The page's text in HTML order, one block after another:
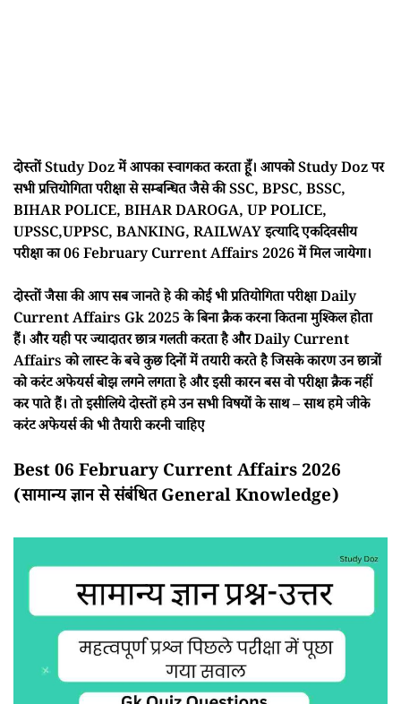
दोस्तों Study Doz में आपका स्वागकत करता हूँ। आपको Study Doz पर
सभी प्रत्तियोगिता परीक्षा से सम्बन्धित जैसे की SSC, BPSC, BSSC,
BIHAR POLICE, BIHAR DAROGA, UP POLICE,
UPSSC,UPPSC, BANKING, RAILWAY इत्यादि एकदिवसीय
परीक्षा का 06 February Current Affairs 2026 में मिल जायेगा।
दोस्तों जैसा की आप सब जानते हे की कोई भी प्रतियोगिता परीक्षा Daily
Current Affairs Gk 2025 के बिना क्रैक करना कितना मुश्किल होता
हैं। और यही पर ज्यादातर छात्र गलती करता है और Daily Current
Affairs को लास्ट के बचे कुछ दिनों में तयारी करते है जिसके कारण उन छात्रों
को करंट अफेयर्स बोझ लगने लगता हे और इसी कारन बस वो परीक्षा क्रैक नहीं
कर पाते हैं। तो इसीलिये दोस्तों हमे उन सभी विषयों के साथ – साथ हमे जीके
करंट अफेयर्स की भी तैयारी करनी चाहिए
Best 06 February Current Affairs 2026
(सामान्य ज्ञान से संबंधित General Knowledge)